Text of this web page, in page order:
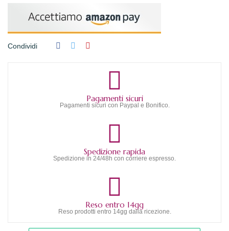
Condividi
Pagamenti sicuri
Pagamenti sicuri con Paypal e Bonifico.
Spedizione rapida
Spedizione in 24/48h con corriere espresso.
Reso entro 14gg
Reso prodotti entro 14gg dalla ricezione.